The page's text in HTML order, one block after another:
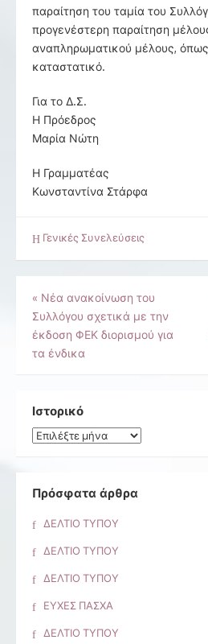
παραίτηση του ταμία του
προγενέστερη παραίτηση
αναπληρωματικού μέλους, όπως
καταστατικό.
Για το Δ.Σ.
Η Πρόεδρος
Μαρία Νώτη
Η Γραμματέας
Κωνσταντίνα Στάρφα
Γενικές Συνελεύσεις
Πλοήγηση
άρθρων
« Νέα ανακοίνωση του
Συλλόγου σχετικά με την
έκδοση ΦΕΚ διορισμού για
τα ένδικα
Ιστορικό
Ιστορικό
Πρόσφατα άρθρα
ΔΕΛΤΙΟ ΤΥΠΟΥ
ΔΕΛΤΙΟ ΤΥΠΟΥ
ΔΕΛΤΙΟ ΤΥΠΟΥ
ΕΥΧΕΣ ΠΑΣΧΑ
ΔΕΛΤΙΟ ΤΥΠΟΥ